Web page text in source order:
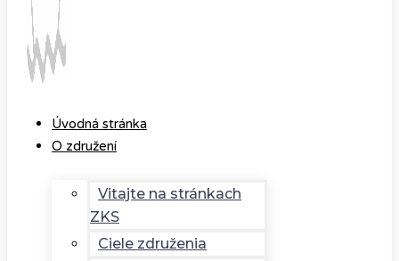
Úvodná stránka
O združení
Vitajte na stránkach
ZKS
Ciele združenia